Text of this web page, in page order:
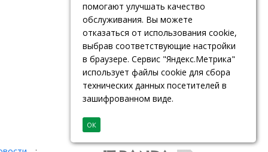
помогают улучшать качество
обслуживания. Вы можете
отказаться от использования cookie,
выбрав соответствующие настройки
в браузере. Сервис "Яндекс.Метрика"
использует файлы cookie для сбора
технических данных посетителей в
зашифрованном виде.
ОК